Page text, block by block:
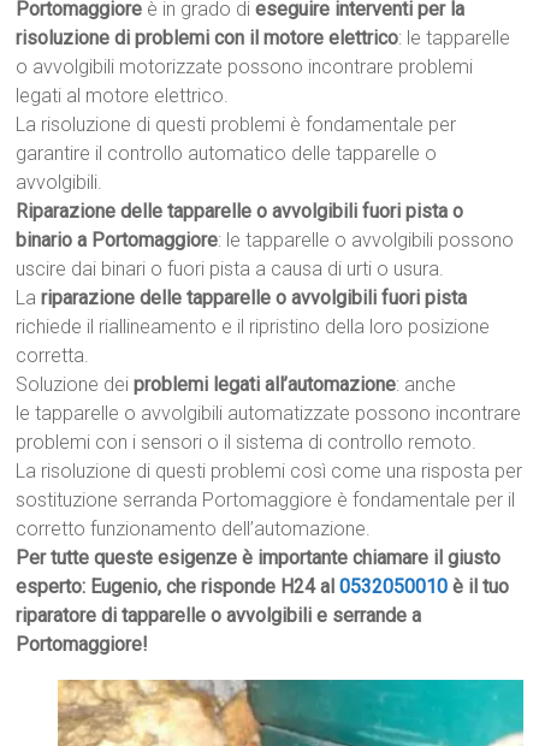
Portomaggiore è in grado dieseguire interventi per la
risoluzione di problemi con il motore elettrico: le tapparelle
o avvolgibili motorizzate possono incontrare problemi
legati al motore elettrico.
La risoluzione di questi problemi è fondamentale per
garantire il controllo automatico delle tapparelle o
avvolgibili.
Riparazione delle tapparelle o avvolgibili fuori pista o
binario a Portomaggiore: le tapparelle o avvolgibili possono
uscire dai binari o fuori pista a causa di urti o usura.
Lariparazione delle tapparelle o avvolgibili fuori pista
richiede il riallineamento e il ripristino della loro posizione
corretta.
Soluzione deiproblemi legati all’automazione: anche
le tapparelle o avvolgibili automatizzate possono incontrare
problemi con i sensori o il sistema di controllo remoto.
La risoluzione di questi problemi così come una risposta per
sostituzione serranda Portomaggiore è fondamentale per il
corretto funzionamento dell’automazione.
Per tutte queste esigenze è importante chiamare il giusto
esperto: Eugenio, che risponde H24 al0532050010 è il tuo
riparatore di tapparelle o avvolgibili e serrande a
Portomaggiore!